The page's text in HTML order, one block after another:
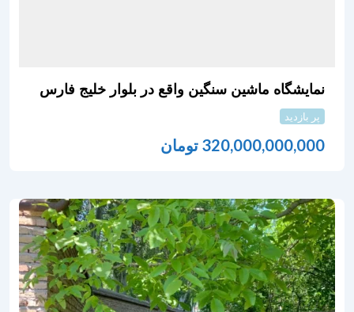
نمایشگاه ماشین سنگین واقع در بلوار خلیج فارس
پر بازدید
320,000,000,000 تومان